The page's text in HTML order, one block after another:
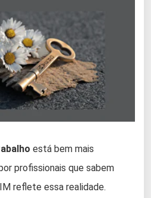
está bem mais
profissionais que sabem
reflete essa realidade.